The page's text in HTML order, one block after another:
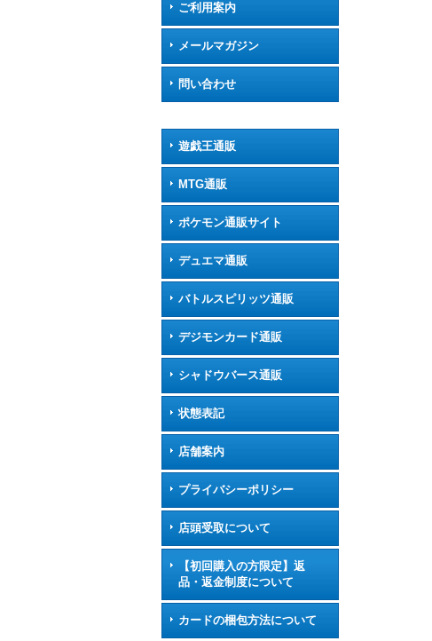
ご利用案内
メールマガジン
問い合わせ
遊戯王通販
MTG通販
ポケモン通販サイト
デュエマ通販
バトルスピリッツ通販
デジモンカード通販
シャドウバース通販
状態表記
店舗案内
プライバシーポリシー
店頭受取について
【初回購入の方限定】返
品・返金制度について
カードの梱包方法について